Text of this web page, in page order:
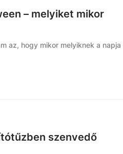
– melyiket mikor
az, hogy mikor melyiknek a napja
szenvedő